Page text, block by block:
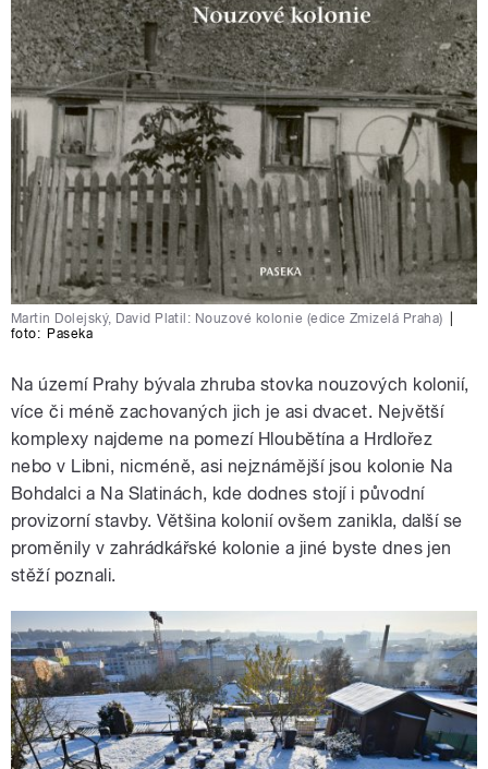
Martin Dolejský, David Platil: Nouzové kolonie (edice Zmizelá Praha)
foto: Paseka
Na území Prahy bývala zhruba stovka nouzových kolonií,
více či méně zachovaných jich je asi dvacet. Největší
komplexy najdeme na pomezí Hloubětína a Hrdlořez
nebo v Libni, nicméně, asi nejznámější jsou kolonie Na
Bohdalci a Na Slatinách, kde dodnes stojí i původní
provizorní stavby. Většina kolonií ovšem zanikla, další se
proměnily v zahrádkářské kolonie a jiné byste dnes jen
stěží poznali.